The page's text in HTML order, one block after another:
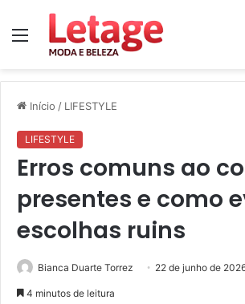
Menu
Início / LIFESTYLE
LIFESTYLE
Erros comuns ao
presentes e como
escolhas ruins
Bianca Duarte Torrez 22 de junho de
4 minutos de leitura